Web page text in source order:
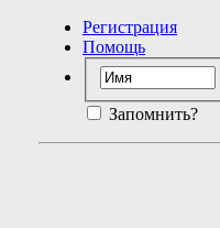
Регистрация
Помощь
Запомнить?